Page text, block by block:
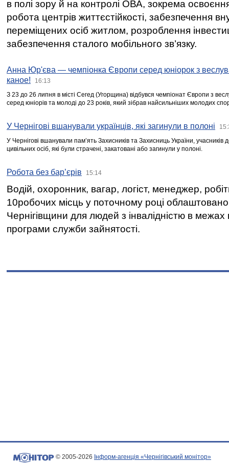
в полі зору й на контролі ОВА, зокрема освоєння
робота центрів життєстійкості, забезпечення
переміщених осіб житлом, розроблення
забезпечення сталого мобільного зв’язку.
Анна Юр'єва — чемпіонка Європи серед юніорок з
каное!
16:13
З 23 до 26 липня в місті Сегед (Угорщина) відбувся чемпіонат Європи з
серед юніорів та молоді до 23 років, який зібрав найсильніших молодих
У Чернігові вшанували українців, які загинули в полоні
У Чернігові вшанували пам’ять Захисників та Захисниць України,
цивільних осіб, які були страчені, закатовані або загинули у полоні.
Робота без бар’єрів 15:14
Водій, охоронник, вагар, логіст, менеджер,
10робочих місць у поточному році
Чернігівщини для людей з інвалідністю в межах
програми служби зайнятості.
© 2005-2026 Інформ-агенція «Чернігівський монітор»